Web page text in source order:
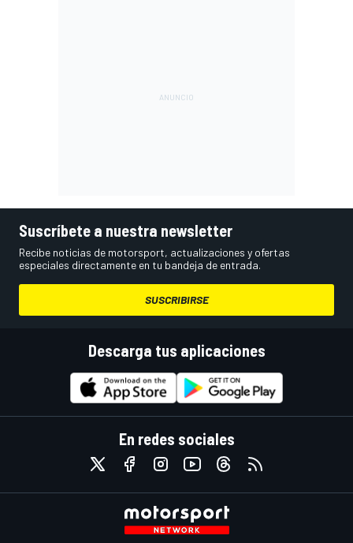
Suscríbete a nuestra newsletter
Recibe noticias de motorsport, actualizaciones y ofertas
especiales directamente en tu bandeja de entrada.
SUSCRIBIRSE
Descarga tus aplicaciones
En redes sociales